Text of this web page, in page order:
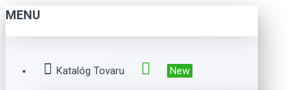
MENU
Katalóg Tovaru New